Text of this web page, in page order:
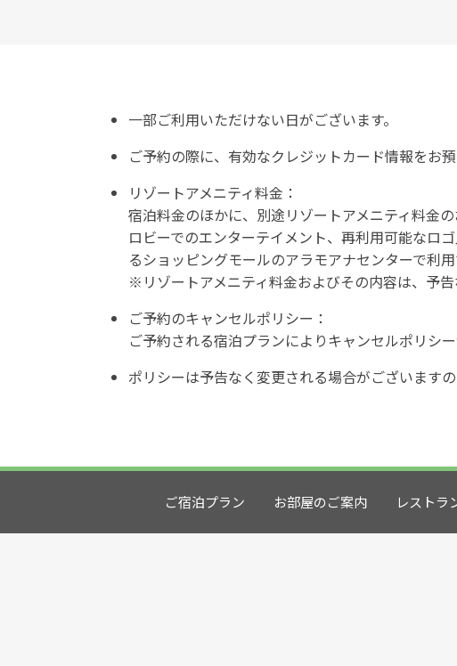
一部ご利用いただけない日がございます。
ご予約の際に、有効なクレジットカード情報をお預
リゾートアメニティ料金：
宿泊料金のほかに、別途リゾートアメニティ料金
ロビーでのエンターテイメント、再利用可能なロ
るショッピングモールのアラモアナセンターで利
※リゾートアメニティ料金およびその内容は、予
ご予約のキャンセルポリシー：
ご予約される宿泊プランによりキャンセルポリシ
ポリシーは予告なく変更される場合がございます
ご宿泊プラン お部屋のご案内 レストラ